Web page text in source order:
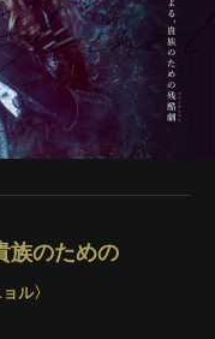
族のための
ル〉